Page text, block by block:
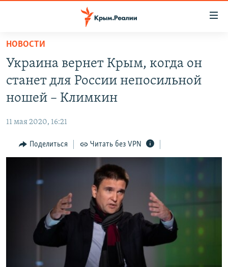
Вернуться
основному
содержанию
главной
Вернутся
СПЕЦПРОЕКТЫ
ГРУЗ 200
11 ЛЕТ ОККУПАЦИИ КРЫМА. 11 ИСТОРИЙ СОПРОТИВЛЕНИЯ
ЕЩЕ
ИНТЕРАКТИВ
ТЕЛЕПРОЕКТ КРЫМ.РЕАЛИИ
СОВЕТЫ ПРАВОЗАЩИТНИКОВ
ПРОПАВШИЕ БЕЗ ВЕСТИ
ПОБЕДИТЕЛЕЙ НЕ СУДЯТ?
КРЫМ.НЕПОКОРЕННЫЙ
РАДІО СВОБОДА
КАК ОБОЙТИ БЛОКИРОВКУ
ПРИСОЕДИНЯЙТЕСЬ!
НОВОСТИ
Украина вернет Крым, когда он
станет для России непосильной
ношей – Климкин
11 мая 2020, 16:21
Поделиться Читать без VPN